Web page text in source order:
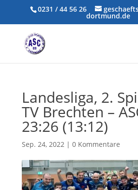
0231 / 44 56 26
dortmund.de
Landesliga, 2.
TV Brechten –
23:26 (13:12)
Sep. 24, 2022| 0 Kommentare